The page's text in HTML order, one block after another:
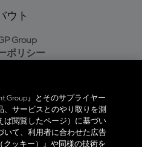
ウト
Group
ポリシー
ーポリシー
リシー
ルアプリ
Group』とそのサプライヤー
、サービスとのやり取りを測
ば閲覧したページ）に基づい
いて、利用者に合わせた広告
クッキー）』や同様の技術を